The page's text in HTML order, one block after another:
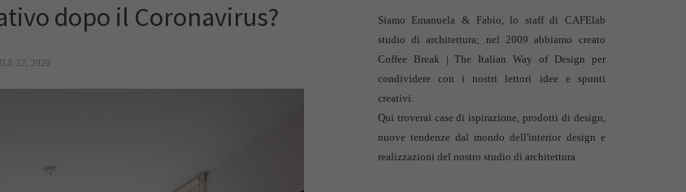
dopo il Coronavirus?
22, 2020
Siamo Emanuela & Fabio, lo staff di CAFElab
studio di architettura; nel 2009 abbiamo creato
Coffee Break | The Italian Way of Design per
condividere con i nostri lettori idee e spunti
creativi.
Qui troverai case di ispirazione, prodotti di design,
nuove tendenze dal mondo dell'interior design e
realizzazioni del nostro studio di architettura